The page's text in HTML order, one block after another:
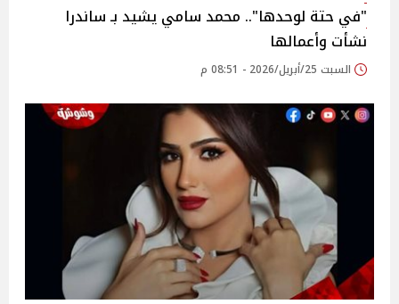
"في حتة لوحدها".. محمد سامي يشيد بـ ساندرا
نشأت وأعمالها
السبت 25/أبريل/2026 - 08:51 م